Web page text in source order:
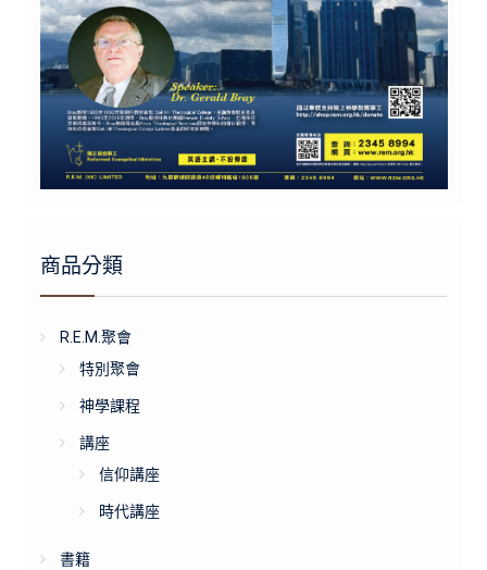
商品分類
R.E.M.聚會
特別聚會
神學課程
講座
信仰講座
時代講座
書籍